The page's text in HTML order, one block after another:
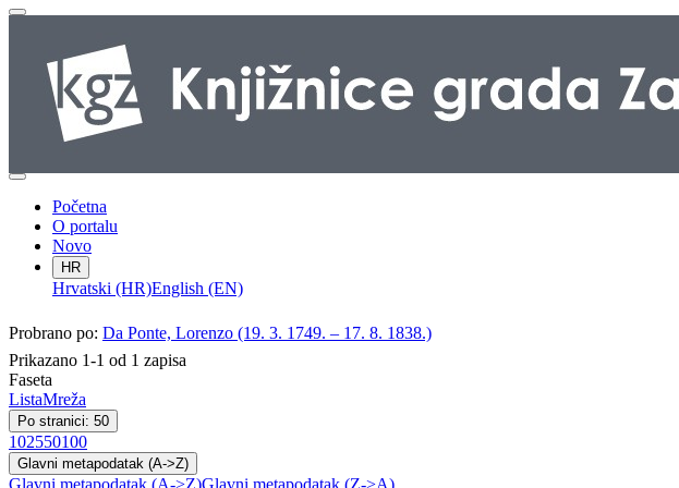
Početna
O portalu
Novo
HR
Hrvatski (HR)English (EN)
Probrano po: Da Ponte, Lorenzo (19. 3. 1749. – 17. 8. 1838.)
Prikazano 1-1 od 1 zapisa
Faseta
ListaMreža
Po stranici: 50
102550100
Glavni metapodatak (A->Z)
Glavni metapodatak (A->Z)Glavni metapodatak (Z->A)